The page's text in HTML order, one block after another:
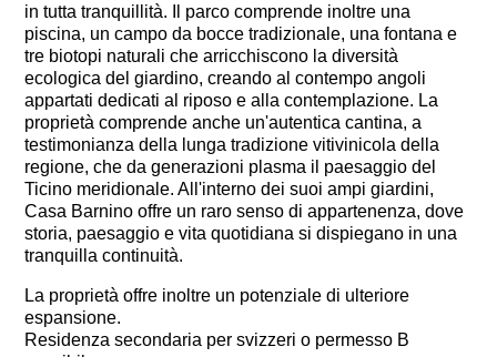
in tutta tranquillità. Il parco comprende inoltre una
piscina, un campo da bocce tradizionale, una fontana e
tre biotopi naturali che arricchiscono la diversità
ecologica del giardino, creando al contempo angoli
appartati dedicati al riposo e alla contemplazione. La
proprietà comprende anche un'autentica cantina, a
testimonianza della lunga tradizione vitivinicola della
regione, che da generazioni plasma il paesaggio del
Ticino meridionale. All'interno dei suoi ampi giardini,
Casa Barnino offre un raro senso di appartenenza, dove
storia, paesaggio e vita quotidiana si dispiegano in una
tranquilla continuità.
La proprietà offre inoltre un potenziale di ulteriore
espansione.
Residenza secondaria per svizzeri o permesso B